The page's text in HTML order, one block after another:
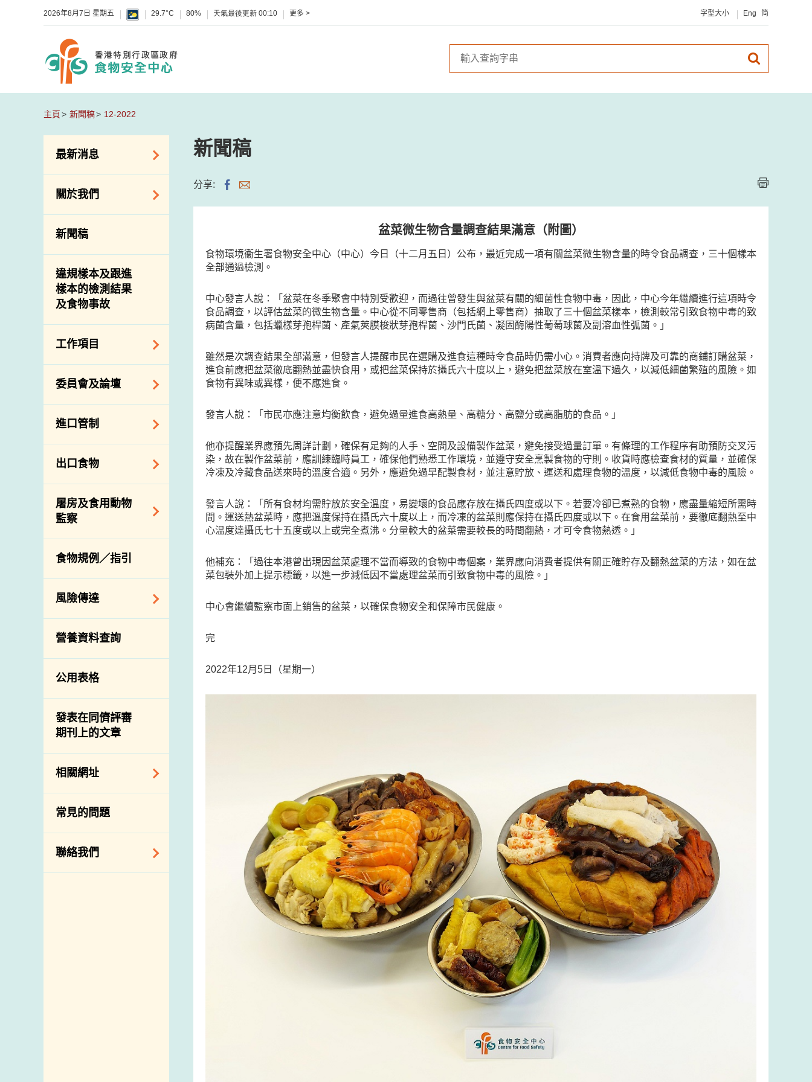
2026年8月7日 星期五 29.7°C 80% 天氣最後更新 00:10 更多 > 字型大小 Eng 简
主頁 新聞稿 12-2022
最新消息
食物警報 / 致敏物
警報
活動
關於我們
組織結構
介紹短片
新聞稿
違規樣本及跟進
樣本的檢測結果
及食物事故
工作項目
降低膳食中的鈉和
糖
食物安全重點控制
系統
基因改造食物
資料
食物安全之風險評
估
食物事故應變及管
理
食物消費量調查
總膳食研究
有機食物
高風險食物
抗菌素耐藥性
委員會及論壇
食物安全專家委員
會
消費者聯繫小組
進口管制
食物進口商和食物
分銷商登記制度
絡內地有關當局
進口食物管制
口檢驗
出口食物
出口驗證
出口食物往內地
出口商及業界的消
息
屠房及食用動物
監察
規管農業化學物及
獸醫藥物在食用動
物上的使用
屠房及疾病監測
宰前檢驗
宰後檢驗
結果
屠房及肉類檢驗
食物規例／指引
風險傳達
主題項目
項目及活動
資訊平台
下載
公開比賽
營養資料查詢
公用表格
發表在同儕評審
期刊上的文章
相關網址
相關政府部門／機
構
常見的問題
聯絡我們
新聞稿
分享:
盆菜微生物含量調查結果滿意（附圖）
​食物環境衞生署食物安全中心（中心）今日（十二月五日）公布，最近完成一項有關盆菜微生物含量的時令食品調查，三十個樣本
全部通過檢測。
中心發言人說：「盆菜在冬季聚會中特別受歡迎，而過往曾發生與盆菜有關的細菌性食物中毒，因此，中心今年繼續進行這項時令
食品調查，以評估盆菜的微生物含量。中心從不同零售商（包括網上零售商）抽取了三十個盆菜樣本，檢測較常引致食物中毒的致
病菌含量，包括蠟樣芽孢桿菌、產氣莢膜梭狀芽孢桿菌、沙門氏菌、凝固酶陽性葡萄球菌及副溶血性弧菌。」
雖然是次調查結果全部滿意，但發言人提醒市民在選購及進食這種時令食品時仍需小心。消費者應向持牌及可靠的商鋪訂購盆菜，
進食前應把盆菜徹底翻熱並盡快食用，或把盆菜保持於攝氏六十度以上，避免把盆菜放在室溫下過久，以減低細菌繁殖的風險。如
食物有異味或異樣，便不應進食。
發言人說：「市民亦應注意均衡飲食，避免過量進食高熱量、高糖分、高鹽分或高脂肪的食品。」
他亦提醒業界應預先周詳計劃，確保有足夠的人手、空間及設備製作盆菜，避免接受過量訂單。有條理的工作程序有助預防交叉污
染，故在製作盆菜前，應訓練臨時員工，確保他們熟悉工作環境，並遵守安全烹製食物的守則。收貨時應檢查食材的質量，並確保
冷凍及冷藏食品送來時的溫度合適。另外，應避免過早配製食材，並注意貯放、運送和處理食物的溫度，以減低食物中毒的風險。
發言人說：「所有食材均需貯放於安全溫度，易變壞的食品應存放在攝氏四度或以下。若要冷卻已煮熟的食物，應盡量縮短所需時
間。運送熱盆菜時，應把溫度保持在攝氏六十度以上，而冷凍的盆菜則應保持在攝氏四度或以下。在食用盆菜前，要徹底翻熱至中
心温度達攝氏七十五度或以上或完全煮沸。分量較大的盆菜需要較長的時間翻熱，才可令食物熱透。」
他補充：「過往本港曾出現因盆菜處理不當而導致的食物中毒個案，業界應向消費者提供有關正確貯存及翻熱盆菜的方法，如在盆
菜包裝外加上提示標籤，以進一步減低因不當處理盆菜而引致食物中毒的風險。」
中心會繼續監察市面上銷售的盆菜，以確保食物安全和保障市民健康。
完
2022年12月5日（星期一）